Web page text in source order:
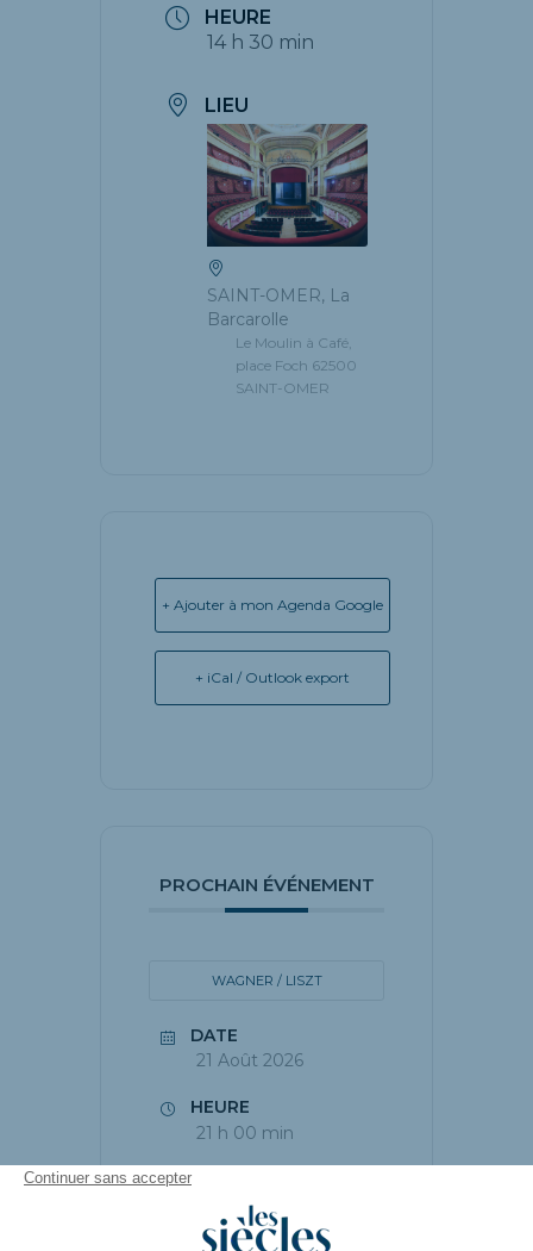
HEURE
14 h 30 min
LIEU
SAINT-OMER, La
Barcarolle
Le Moulin à Café,
place Foch 62500
SAINT-OMER
+ Ajouter à mon Agenda Google
+ iCal / Outlook export
PROCHAIN ÉVÉNEMENT
WAGNER / LISZT
DATE
21 Août 2026
HEURE
21 h 00 min